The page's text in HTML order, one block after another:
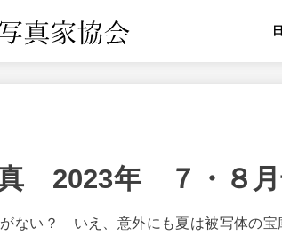
2023年 ７・８
ない？ いえ、意外にも夏は被写体の宝